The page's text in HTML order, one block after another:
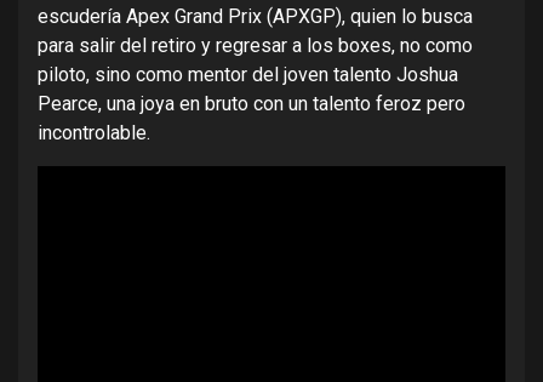
escudería Apex Grand Prix (APXGP), quien lo busca
para salir del retiro y regresar a los boxes, no como
piloto, sino como mentor del joven talento Joshua
Pearce, una joya en bruto con un talento feroz pero
incontrolable.